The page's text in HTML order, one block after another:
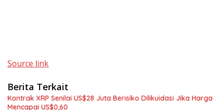
Source link
Berita Terkait
Kontrak XRP Senilai US$28 Juta Berisiko Dilikuidasi Jika Harga
Mencapai US$0,60